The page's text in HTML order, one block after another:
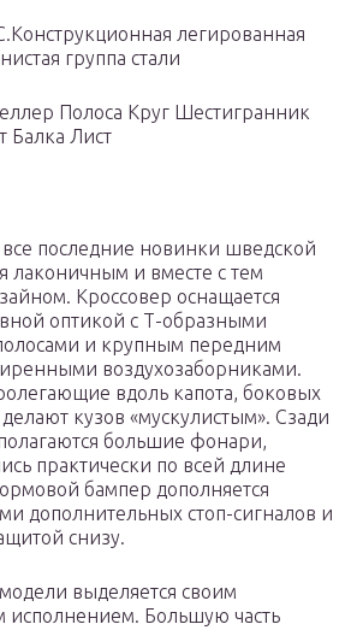
легированная
группа стали
Полоса Круг Шестигранник
Балка Лист
все последние новинки шведской
лаконичным и вместе с тем
Кроссовер оснащается
оптикой с Т-образными
и крупным передним
воздухозаборниками.
вдоль капота, боковых
кузов «мускулистым». Сзади
большие фонари,
практически по всей длине
бампер дополняется
дополнительных стоп-сигналов и
снизу.
выделяется своим
Большую часть